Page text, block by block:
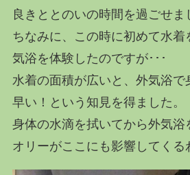
良きととのいの時間を過ごせま
ちなみに、この時に初めて水着
気浴を体験したのですが･･･
水着の面積が広いと、外気浴で
早い！という知見を得ました。
身体の水滴を拭いてから外気
オリーがここにも影響してくる